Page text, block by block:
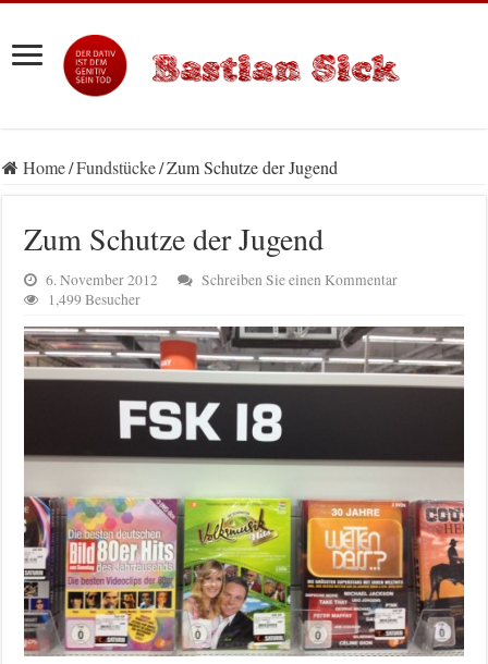
Home/Fundstücke/Zum Schutze der Jugend
Zum Schutze der Jugend
6. November 2012
Schreiben Sie einen Kommentar
1,499 Besucher